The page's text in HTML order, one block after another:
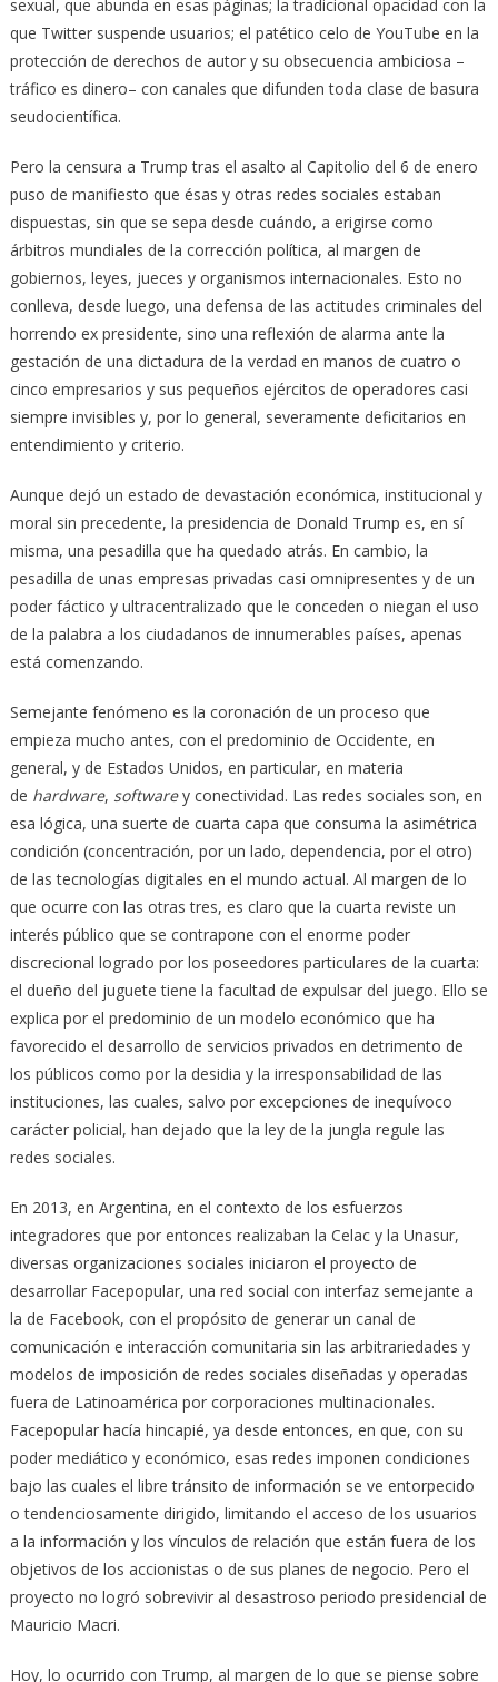
sexual, que abunda en esas páginas; la tradicional opacidad con la
que Twitter suspende usuarios; el patético celo de YouTube en la
protección de derechos de autor y su obsecuencia ambiciosa –
tráfico es dinero– con canales que difunden toda clase de basura
seudocientífica.
Pero la censura a Trump tras el asalto al Capitolio del 6 de enero
puso de manifiesto que ésas y otras redes sociales estaban
dispuestas, sin que se sepa desde cuándo, a erigirse como
árbitros mundiales de la corrección política, al margen de
gobiernos, leyes, jueces y organismos internacionales. Esto no
conlleva, desde luego, una defensa de las actitudes criminales del
horrendo ex presidente, sino una reflexión de alarma ante la
gestación de una dictadura de la verdad en manos de cuatro o
cinco empresarios y sus pequeños ejércitos de operadores casi
siempre invisibles y, por lo general, severamente deficitarios en
entendimiento y criterio.
Aunque dejó un estado de devastación económica, institucional y
moral sin precedente, la presidencia de Donald Trump es, en sí
misma, una pesadilla que ha quedado atrás. En cambio, la
pesadilla de unas empresas privadas casi omnipresentes y de un
poder fáctico y ultracentralizado que le conceden o niegan el uso
de la palabra a los ciudadanos de innumerables países, apenas
está comenzando.
Semejante fenómeno es la coronación de un proceso que
empieza mucho antes, con el predominio de Occidente, en
general, y de Estados Unidos, en particular, en materia
de hardware, softwarey conectividad. Las redes sociales son, en
esa lógica, una suerte de cuarta capa que consuma la asimétrica
condición (concentración, por un lado, dependencia, por el otro)
de las tecnologías digitales en el mundo actual. Al margen de lo
que ocurre con las otras tres, es claro que la cuarta reviste un
interés público que se contrapone con el enorme poder
discrecional logrado por los poseedores particulares de la cuarta:
el dueño del juguete tiene la facultad de expulsar del juego. Ello se
explica por el predominio de un modelo económico que ha
favorecido el desarrollo de servicios privados en detrimento de
los públicos como por la desidia y la irresponsabilidad de las
instituciones, las cuales, salvo por excepciones de inequívoco
carácter policial, han dejado que la ley de la jungla regule las
redes sociales.
En 2013, en Argentina, en el contexto de los esfuerzos
integradores que por entonces realizaban la Celac y la Unasur,
diversas organizaciones sociales iniciaron el proyecto de
desarrollar Facepopular, una red social con interfaz semejante a
la de Facebook, con el propósito de generar un canal de
comunicación e interacción comunitaria sin las arbitrariedades y
modelos de imposición de redes sociales diseñadas y operadas
fuera de Latinoamérica por corporaciones multinacionales.
Facepopular hacía hincapié, ya desde entonces, en que, con su
poder mediático y económico, esas redes imponen condiciones
bajo las cuales el libre tránsito de información se ve entorpecido
o tendenciosamente dirigido, limitando el acceso de los usuarios
a la información y los vínculos de relación que están fuera de los
objetivos de los accionistas o de sus planes de negocio. Pero el
proyecto no logró sobrevivir al desastroso periodo presidencial de
Mauricio Macri.
Hoy, lo ocurrido con Trump, al margen de lo que se piense sobre